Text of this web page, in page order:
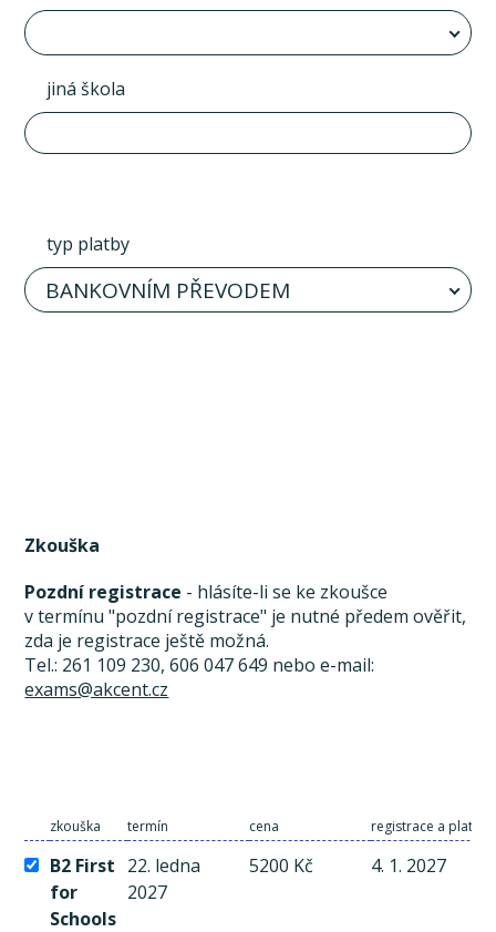
jiná škola
typ platby
BANKOVNÍM PŘEVODEM
Zkouška
Pozdní registrace - hlásíte-li se ke zkoušce
v termínu "pozdní registrace" je nutné předem ověřit,
zda je registrace ještě možná.
Tel.: 261 109 230, 606 047 649 nebo e-mail:
exams@akcent.cz
zkouška termín cena registrace a platba
B2 First
for
Schools
22. ledna
2027
5200 Kč 4. 1. 2027